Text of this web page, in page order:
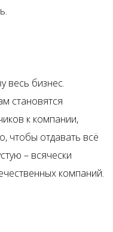
весь бизнес.
становятся
к компании,
чтобы отдавать всё
– всячески
компаний.